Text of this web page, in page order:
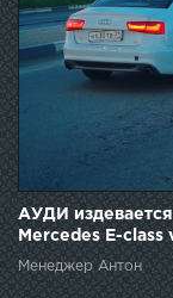
АУДИ
Mercedes E-class
Менеджер Антон